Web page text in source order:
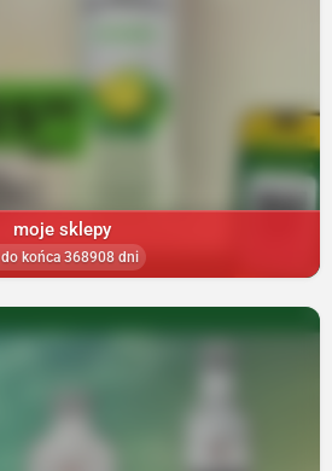
moje sklepy
do końca 368908 dni